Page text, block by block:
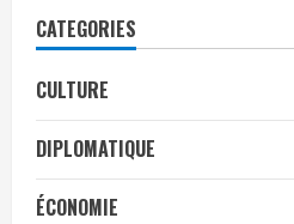
CATEGORIES
CULTURE
DIPLOMATIQUE
ÉCONOMIE